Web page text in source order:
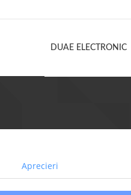
DUAE ELECTRONIC
Aprecieri